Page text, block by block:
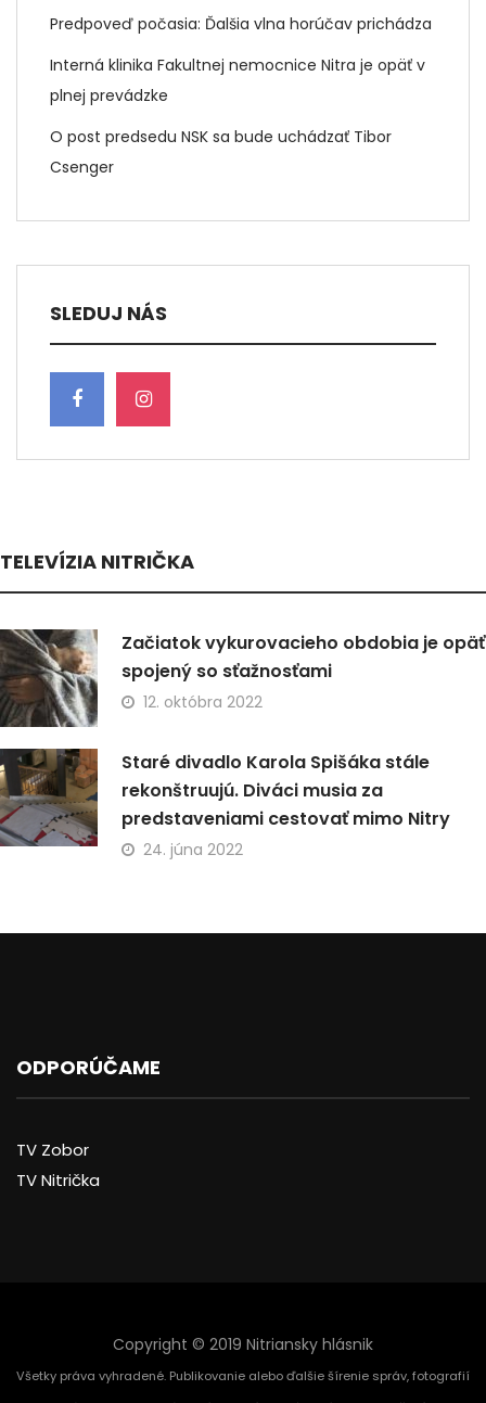
Predpoveď počasia: Ďalšia vlna horúčav prichádza
Interná klinika Fakultnej nemocnice Nitra je opäť v
plnej prevádzke
O post predsedu NSK sa bude uchádzať Tibor
Csenger
SLEDUJ NÁS
TELEVÍZIA NITRIČKA
Začiatok vykurovacieho obdobia je opäť
spojený so sťažnosťami
12. októbra 2022
Staré divadlo Karola Spišáka stále
rekonštruujú. Diváci musia za
predstaveniami cestovať mimo Nitry
24. júna 2022
ODPORÚČAME
TV Zobor
TV Nitrička
Copyright © 2019 Nitriansky hlásnik
Všetky práva vyhradené. Publikovanie alebo ďalšie šírenie správ, fotografií